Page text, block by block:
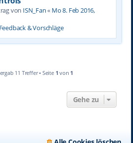
von ISN_Fan« Mo 8. Feb 2016,
Feedback & Vorschläge
11 Treffer • Seite 1 von 1
Gehe zu